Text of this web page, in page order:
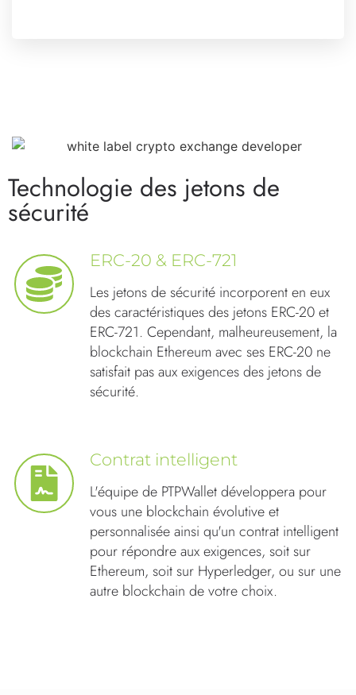
Technologie des jetons de
sécurité
ERC-20 & ERC-721
Les jetons de sécurité incorporent en eux
des caractéristiques des jetons ERC-20 et
ERC-721. Cependant, malheureusement, la
blockchain Ethereum avec ses ERC-20 ne
satisfait pas aux exigences des jetons de
sécurité.
Contrat intelligent
L'équipe de PTPWallet développera pour
vous une blockchain évolutive et
personnalisée ainsi qu'un contrat intelligent
pour répondre aux exigences, soit sur
Ethereum, soit sur Hyperledger, ou sur une
autre blockchain de votre choix.